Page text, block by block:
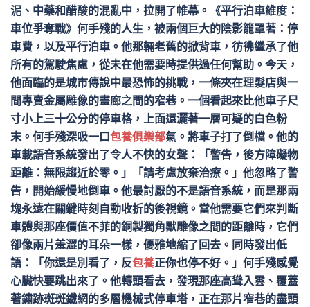
泥、中藥和醋酸的混亂中，拉開了帷幕。《平行泊車維度：
車位爭奪戰》何手殘的人生，被兩個巨大的陰影籠罩著：停
車費，以及平行泊車。他那輛老舊的掀背車，彷彿繼承了他
所有的駕駛焦慮，從未在他需要時提供過任何幫助。今天，
他面臨的是城市傳說中最恐怖的挑戰，一條夾在理髮店與一
間專賣金屬雕像的畫廊之間的窄巷。一個看起來比他車子尺
寸小上三十公分的停車格，上面還灑著一層可疑的白色粉
末。何手殘深吸一口包養俱樂部氣。將車子打了倒檔。他的
車載語音系統發出了令人不快的女聲：「警告，後方障礙物
距離：無限趨近於零。」「請考慮放棄治療。」他忽略了警
告，開始緩慢地倒車。他最討厭的不是語音系統，而是那兩
塊永遠在關鍵時刻自動收折的後視鏡。當他需要它們來判斷
車體與那座價值不菲的銅製獨角獸雕像之間的距離時，它們
卻像兩片羞澀的耳朵一樣，優雅地縮了回去。同時發出低
語：「你還是別看了，反包養正你也停不好。」何手殘感覺
心臟快要跳出來了。他轉頭看去，發現那座高聳入雲、覆蓋
著鏽跡斑斑鐵網的多層機械式停車塔，正在那片窄巷的盡頭